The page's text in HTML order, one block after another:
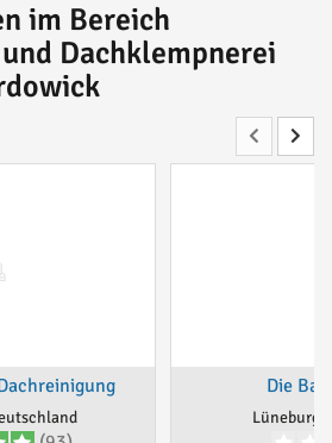
im Bereich
Dachklempnerei
Die
Lüneburg,